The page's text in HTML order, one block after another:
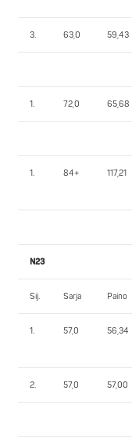
3. 63,0 59,43
1. 72,0 65,68
1. 84+ 117,21
N23
Sij. Sarja Paino
1. 57,0 56,34
2. 57,0 57,00